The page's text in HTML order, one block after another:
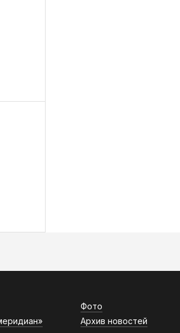
Фото
Архив новостей